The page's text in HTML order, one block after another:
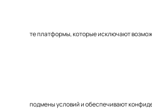
те платформы, которые исключают
подмены условий и обеспечивают